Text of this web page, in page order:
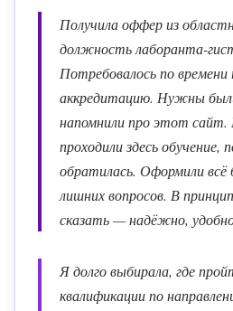
Получила оффер из
должность лаборанта-
Потребовалось по
аккредитацию. Нужны
напомнили про этот
проходили здесь обучение,
обратилась. Оформили всё
лишних вопросов. В
сказать — надёжно,
Я долго выбирала, где
квалификации по